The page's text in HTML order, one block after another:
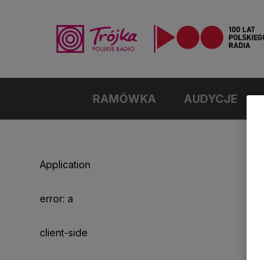
RAMÓWKA AUDYCJE
Application
error: a
client-side